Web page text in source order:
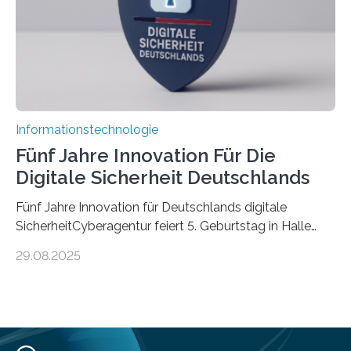
Informationen verarbeiten und häufig auch mit…
Informationstechnologie
Fünf Jahre Innovation Für Die
Digitale Sicherheit Deutschlands
Fünf Jahre Innovation für Deutschlands digitale
SicherheitCyberagentur feiert 5. Geburtstag in Halle
ErfolgeDie Agentur für Innovation in der
Forschungsarbeit, politischen Grußworten und der
29.08.2025